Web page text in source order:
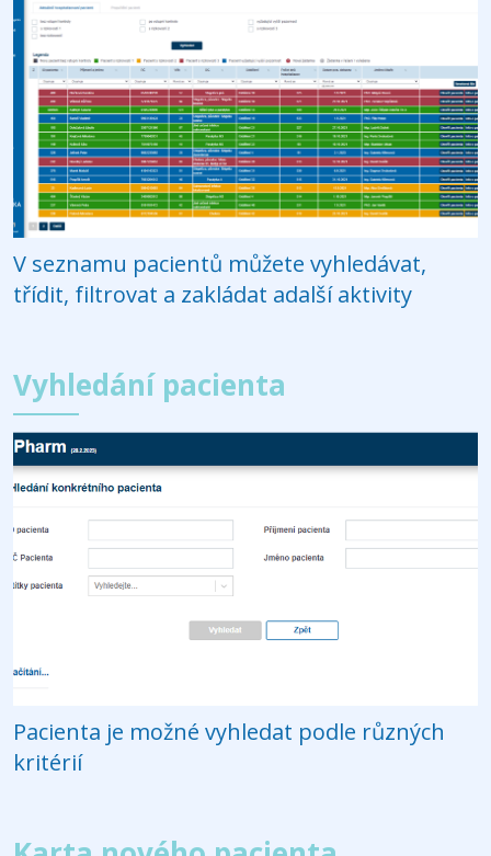
V seznamu pacientů můžete vyhledávat,
třídit, filtrovat a zakládat adalší aktivity
Vyhledání pacienta
Pacienta je možné vyhledat podle různých
kritérií